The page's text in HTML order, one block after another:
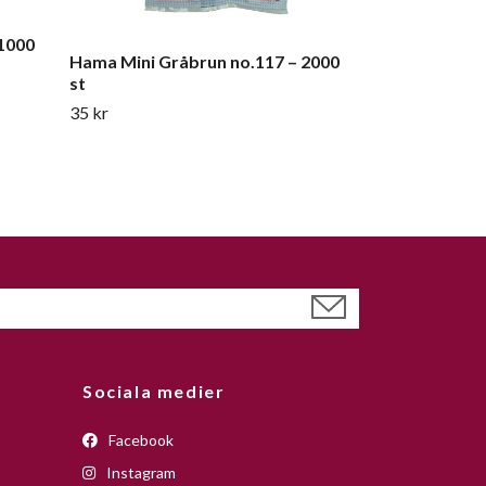
Hama Mini Gråbrun no.117 – 2000
st
35 kr
Sociala medier
Facebook
Instagram